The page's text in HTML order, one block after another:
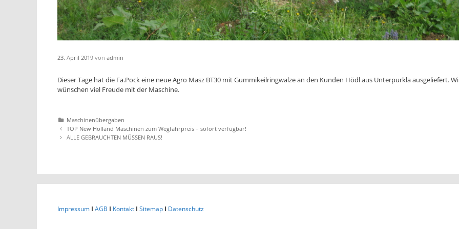
23. April 2019 von admin
Dieser Tage hat die Fa.Pock eine neue Agro Masz BT30 mit Gummikeilringwalze an den Kunden Hödl aus Unterpurkla ausgeliefert.
wünschen viel Freude mit der Maschine.
Katgeorien
Maschinenübergaben
Artikel-
Navigation
TOP New Holland Maschinen zum Wegfahrpreis – sofort verfügbar!
ALLE GEBRAUCHTEN MÜSSEN RAUS!
Impressum I AGB I Kontakt I Sitemap I Datenschutz